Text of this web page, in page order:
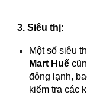
3. Siêu thị:
Một số siêu
Mart Huế
đông lạnh,
kiểm tra các